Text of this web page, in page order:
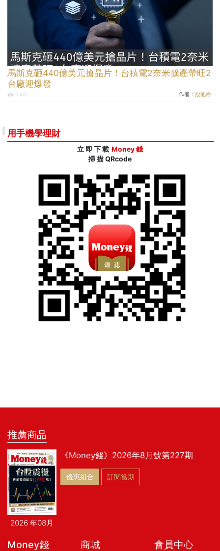
馬斯克砸440億美元搶晶片！台積電2奈米擴產帶旺2
台廠迎爆發
3,421 作者： 股他命
用手機學理財
立 即 下 載 Money 錢
掃 描 QRcode
推薦商品
2026 年08月
《Money錢》2026年8月號第227期
優惠組合 訂閱當期
Money錢 商城 會員中心